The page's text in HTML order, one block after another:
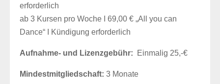
erforderlich
ab 3 Kursen pro Woche I 69,00 € „All you can
Dance“ I Kündigung erforderlich
Aufnahme- und Lizenzgebühr: Einmalig 25,-€
Mindestmitgliedschaft: 3 Monate